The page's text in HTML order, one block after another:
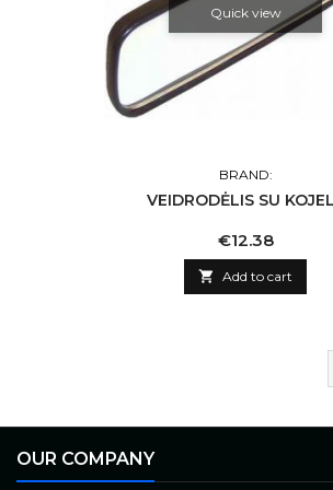
Quick view
BRAND:
VEIDRODĖLIS SU
Price
€12.38
 Add to cart
OUR COMPANY